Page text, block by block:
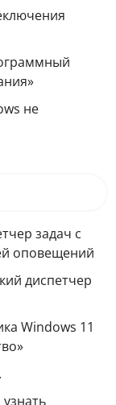
не
задач с
оповещений
диспетчер
Windows 11